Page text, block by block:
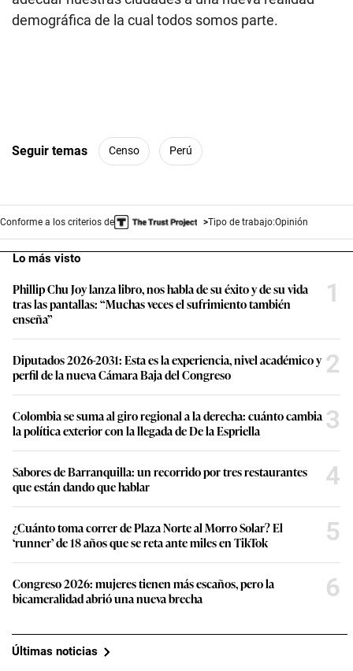
demográfica de la cual todos somos parte.
Seguir temas Censo Perú
Conforme a los criterios de Tipo de trabajo:Opinión
Lo más visto
Phillip Chu Joy lanza libro, nos habla de su éxito y de su vida
tras las pantallas: “Muchas veces el sufrimiento también
enseña”
1
Diputados 2026-2031: Esta es la experiencia, nivel académico y
perfil de la nueva Cámara Baja del Congreso
2
Colombia se suma al giro regional a la derecha: cuánto cambia
la política exterior con la llegada de De la Espriella
3
Sabores de Barranquilla: un recorrido por tres restaurantes
que están dando que hablar
4
¿Cuánto toma correr de Plaza Norte al Morro Solar? El
‘runner’ de 18 años que se reta ante miles en TikTok
5
Congreso 2026: mujeres tienen más escaños, pero la
bicameralidad abrió una nueva brecha
6
Últimas noticias